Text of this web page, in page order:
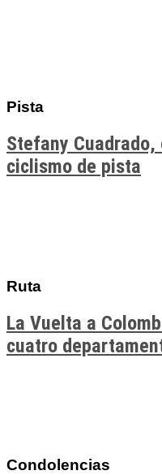
Pista
Stefany Cuadrado,
ciclismo de pista
Ruta
La Vuelta a
cuatro
Condolencias